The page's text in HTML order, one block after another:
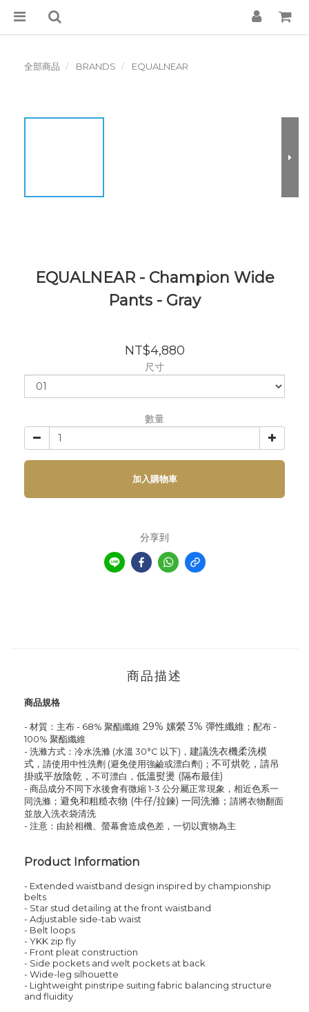
全部商品 BRANDS EQUALNEAR
EQUALNEAR - Champion Wide
Pants - Gray
NT$4,880
尺寸
數量
加入購物車
分享到
商品描述
商品規格
- 材質： 主布 - 68% 聚酯纖維 29% 嫘縈 3% 彈性纖維 ；配布 -
100% 聚酯纖維
- 洗滌方式： 冷水洗滌 (水溫 30°C 以下)， 建議洗衣機柔洗模
式 ，請使用中性洗劑 (避免使用強鹼或漂白劑)； 不可烘乾，請吊
掛或平放陰乾， 不可漂白， 低溫熨燙 (隔布最佳)
- 商品成分不同下水後會有微縮 1-3 公分屬正常現象，相近色系一
同洗滌； 避免和粗糙衣物 (牛仔/拉鍊) 一同洗滌； 請將衣物翻面
並放入洗衣袋清洗
- 注意：由於相機、螢幕會造成色差，一切以實物為主
Product Information
- Extended waistband design inspired by championship
belts
- Star stud detailing at the front waistband
- Adjustable side-tab waist
- Belt loops
- YKK zip fly
- Front pleat construction
- Side pockets and welt pockets at back
- Wide-leg silhouette
- Lightweight pinstripe suiting fabric balancing structure
and fluidity